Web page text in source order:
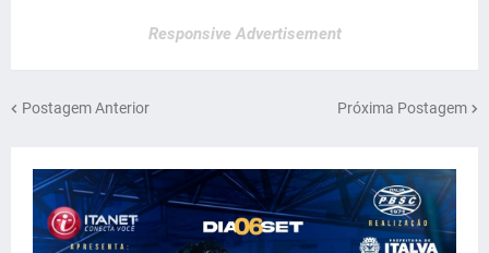
Responsive Advertisement
Postagem Anterior Próxima Postagem